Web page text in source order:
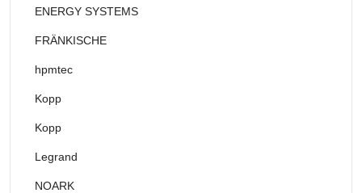
ENERGY SYSTEMS
FRÄNKISCHE
hpmtec
Kopp
Kopp
Legrand
NOARK